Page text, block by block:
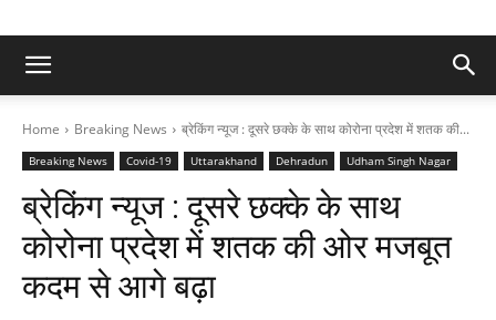
Home Breaking News ब्रेकिंग न्यूज : दूसरे छक्के के साथ कोरोना प्रदेश में शतक की...
Breaking News Covid-19 Uttarakhand Dehradun Udham Singh Nagar
ब्रेकिंग न्यूज : दूसरे छक्के के साथ
कोरोना प्रदेश में शतक की ओर मजबूत
कदम से आगे बढ़ा